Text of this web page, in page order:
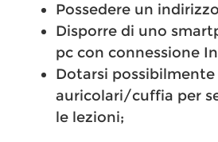
Possedere un
Disporre di uno
pc con connessione
Dotarsi possibilmente
auricolari/cuffia per
le lezioni;